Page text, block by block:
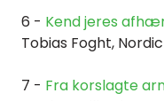
6 - Kend jeres
Tobias Foght,
7 - Fra korslagte